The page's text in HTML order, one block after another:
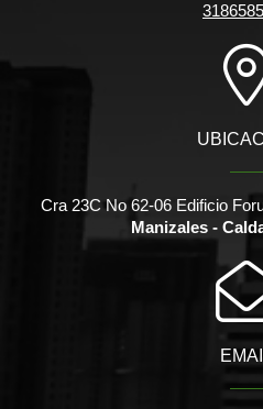
Cra 23C No 62-06 Edificio
Manizales -